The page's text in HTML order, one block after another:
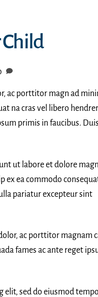
Child
ac porttitor magn ad
na cras vel libero
primis in faucibus. Duis
ut labore et dolore
ex ea commodo
pariatur excepteur sint
ac porttitor magnam
fames ac ante reget
elit, sed do eiusmod